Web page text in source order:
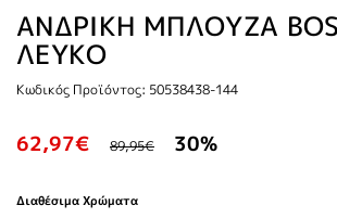
ΑΝΔΡΙΚΗ ΜΠΛΟΥΖΑ
ΛΕΥΚΟ
Κωδικός Προϊόντος: 50538438-144
62,97€ 89,95€ 30%
Διαθέσιμα Χρώματα